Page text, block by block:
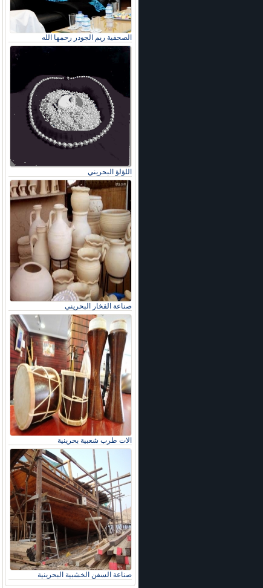
الصحفية ريم الجودر رحمها الله
اللؤلؤ البحريني
صناعة الفخار البحريني
الات طرب شعبية بحرينية
صناعة السفن الخشبية البحرينية